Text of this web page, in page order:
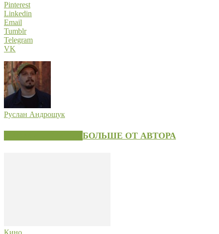
Pinterest
Linkedin
Email
Tumblr
Telegram
VK
Руслан Андрощук
БОЛЬШЕ ОТ АВТОРА
Кино